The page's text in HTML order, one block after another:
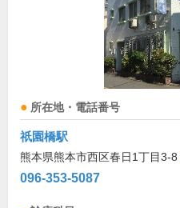
所在地・電話番号
祇園橋駅
熊本県熊本市西区春日1丁目3-8
096-353-5087